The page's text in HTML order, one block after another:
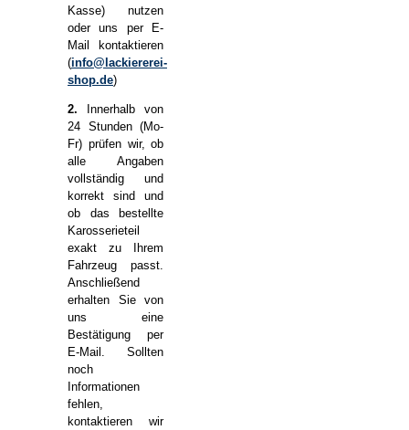
Kasse) nutzen
oder uns per E-
Mail kontaktieren
(info@lackiererei-
shop.de)
2. Innerhalb von
24 Stunden (Mo-
Fr) prüfen wir, ob
alle Angaben
vollständig und
korrekt sind und
ob das bestellte
Karosserieteil
exakt zu Ihrem
Fahrzeug passt.
Anschließend
erhalten Sie von
uns eine
Bestätigung per
E-Mail. Sollten
noch
Informationen
fehlen,
kontaktieren wir